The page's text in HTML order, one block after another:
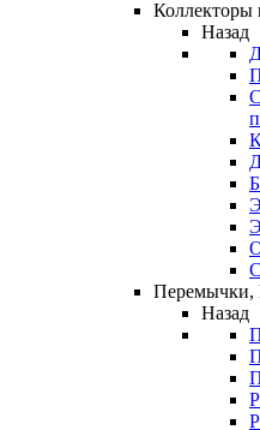
Коллекторы
Назад
Перемычки,
Назад